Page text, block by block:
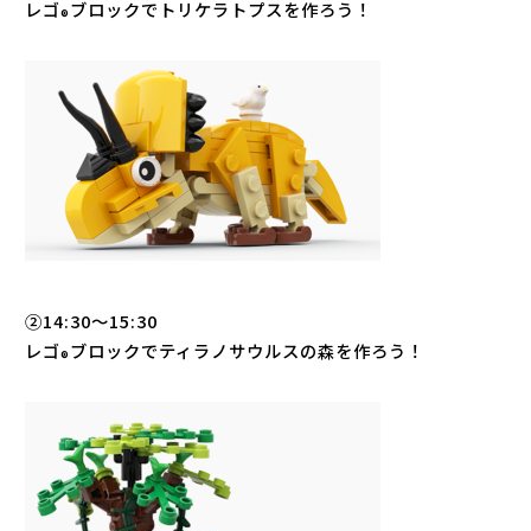
レゴ®️ブロックでトリケラトプスを作ろう！
②14:30〜15:30
レゴ®️ブロックでティラノサウルスの森を作ろう！